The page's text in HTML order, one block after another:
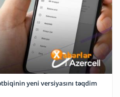
yeni versiyasını təqdim